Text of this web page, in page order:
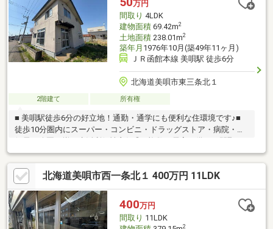
万円
間取り 4LDK
建物面積69.42m2
土地面積238.01m2
築年月 1976年10月(築49年11ヶ月)
ＪＲ函館本線 美唄駅 徒歩6分
北海道美唄市東三条北１
2階建て 所有権
■ 美唄駅徒歩6分の好立地！通勤・通学にも便利な住環境です♪■
徒歩10分圏内にスーパー・コンビニ・ドラッグストア・病院・郵
でファミリーや用途分けにも対応可能！■ 屋根裏スペース付きで
収納や趣味空間としても活用可能です♪■ 水回りは現況を活かしつ
つリフォームもおすすめ◎※本物件は2階部分未登記となっており
ます※建築年月は不明のため概算で掲載しておりますリフォーム
のご相談も弊社で承っておりますのでお気軽にご相談ください
♪（TEL]011-790-8100）
北海道美唄市西一条北１ 400万円 11LDK
400万円
間取り 11LDK
2